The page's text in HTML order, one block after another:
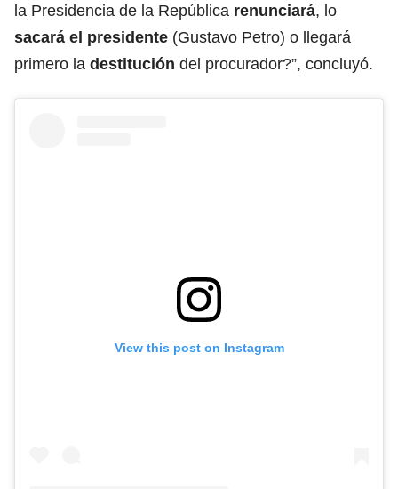
la Presidencia de la República renunciará, lo
sacará el presidente (Gustavo Petro) o llegará
primero la destitución del procurador?”, concluyó.
View this post on Instagram